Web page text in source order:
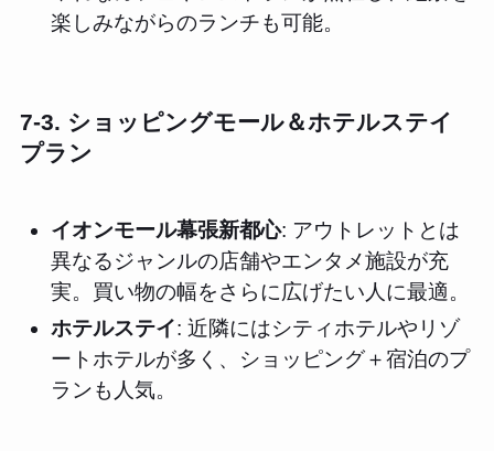
楽しみながらのランチも可能。
7-3. ショッピングモール＆ホテルステイ
プラン
イオンモール幕張新都心: アウトレットとは
異なるジャンルの店舗やエンタメ施設が充
実。買い物の幅をさらに広げたい人に最適。
ホテルステイ: 近隣にはシティホテルやリゾ
ートホテルが多く、ショッピング＋宿泊のプ
ランも人気。